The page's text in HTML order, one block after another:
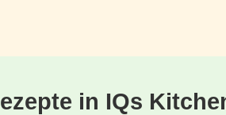
in IQs